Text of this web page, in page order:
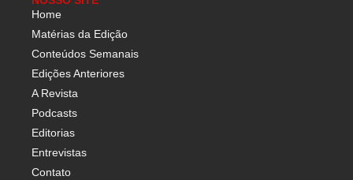
Home
Matérias da Edição
Conteúdos Semanais
Edições Anteriores
A Revista
Podcasts
Editorias
Entrevistas
Contato